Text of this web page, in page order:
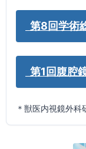
第8回学術
第1回腹腔
＊獣医内視鏡外科